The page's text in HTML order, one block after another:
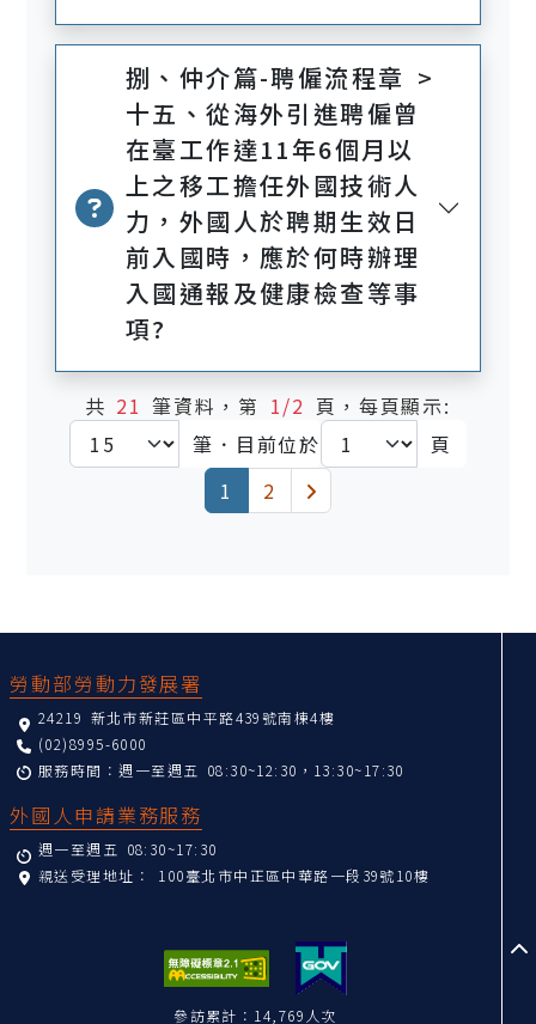
捌、仲介篇-聘僱流程章 >
十五、從海外引進聘僱曾
在臺工作達11年6個月以
上之移工擔任外國技術人
力，外國人於聘期生效日
前入國時，應於何時辦理
入國通報及健康檢查等事
項?
共 21筆資料，第 1/2 頁，每頁顯示:
筆．目前位於
頁
1
(current)
2 下一頁
勞動部勞動力發展署
24219 新北市新莊區中平路439號南棟4樓
(02)8995-6000
服務時間：週一至週五 08:30~12:30，13:30~17:30
外國人申請業務服務
週一至週五 08:30~17:30
親送受理地址： 100臺北市中正區中華路一段39號10樓
參訪累計：14,769人次
至